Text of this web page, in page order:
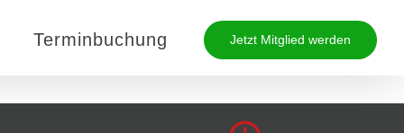
Terminbuchung Jetzt Mitglied werden